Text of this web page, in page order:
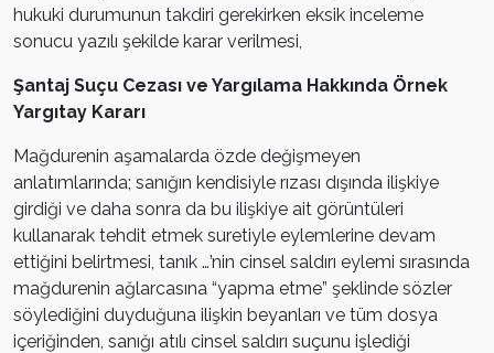
hukuki durumunun takdiri gerekirken eksik inceleme
sonucu yazılı şekilde karar verilmesi,
Şantaj Suçu Cezası ve Yargılama Hakkında Örnek
Yargıtay Kararı
Mağdurenin aşamalarda özde değişmeyen
anlatımlarında; sanığın kendisiyle rızası dışında ilişkiye
girdiği ve daha sonra da bu ilişkiye ait görüntüleri
kullanarak tehdit etmek suretiyle eylemlerine devam
ettiğini belirtmesi, tanık …’nin cinsel saldırı eylemi sırasında
mağdurenin ağlarcasına “yapma etme” şeklinde sözler
söylediğini duyduğuna ilişkin beyanları ve tüm dosya
içeriğinden, sanığı atılı cinsel saldırı suçunu işlediği